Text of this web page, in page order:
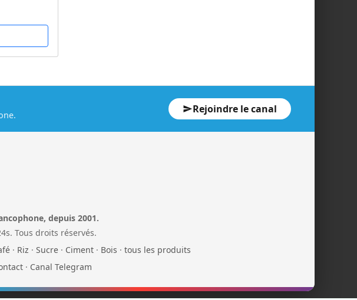
Rejoindre le canal
depuis 2001.
Tous droits réservés.
· Riz · Sucre· Ciment· Bois · tous les produits
· Canal Telegram